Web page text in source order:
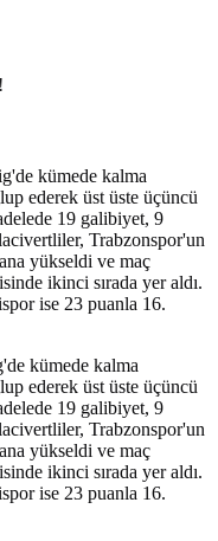
kümede kalma
ederek üst üste üçüncü
19 galibiyet, 9
Trabzonspor'un
yükseldi ve maç
ikinci sırada yer aldı.
ise 23 puanla 16.
kümede kalma
ederek üst üste üçüncü
19 galibiyet, 9
Trabzonspor'un
yükseldi ve maç
ikinci sırada yer aldı.
ise 23 puanla 16.